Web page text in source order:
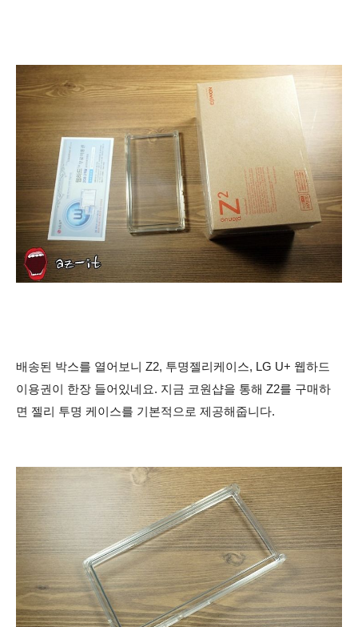
배송된 박스를 열어보니 Z2, 투명젤리케이스, LG U+ 웹하드
이용권이 한장 들어있네요. 지금 코원샵을 통해 Z2를 구매하
면 젤리 투명 케이스를 기본적으로 제공해줍니다.